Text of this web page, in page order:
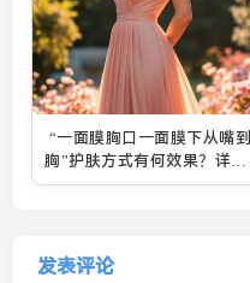
“一面膜胸口一面膜下从嘴到
胸”护肤方式有何效果？详细
分析与注意事项
发表评论